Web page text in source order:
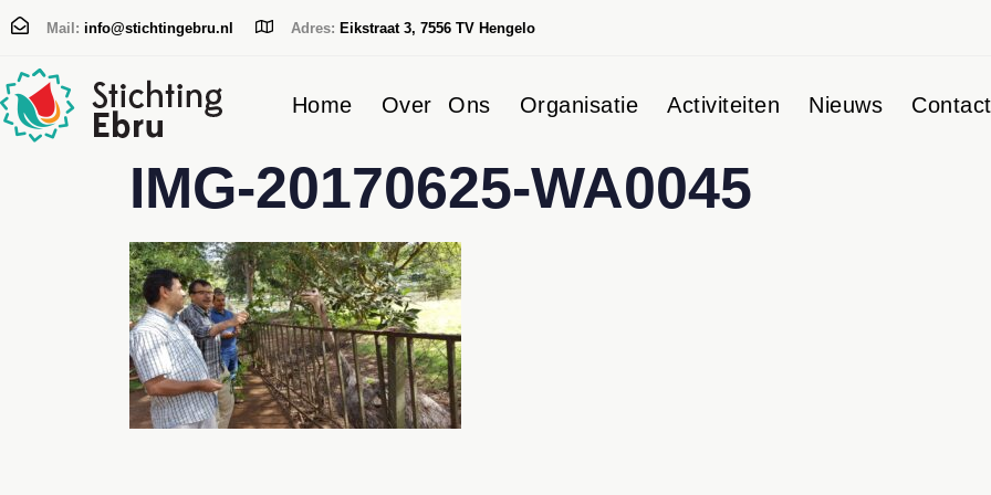
Mail: info@stichtingebru.nl Adres: Eikstraat 3, 7556 TV Hengelo
Home Over Ons Organisatie Activiteiten Nieuws Contact
Typ en druk op EnterIMG-20170625-WA0045